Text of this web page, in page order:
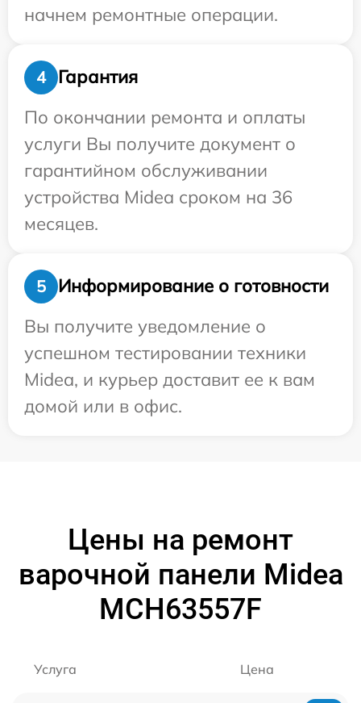
начнем ремонтные операции.
4
Гарантия
По окончании ремонта и оплаты
услуги Вы получите документ о
гарантийном обслуживании
устройства Midea сроком на 36
месяцев.
5
Информирование о готовности
Вы получите уведомление о
успешном тестировании техники
Midea, и курьер доставит ее к вам
домой или в офис.
Цены на ремонт
варочной панели Midea
MCH63557F
Услуга Цена